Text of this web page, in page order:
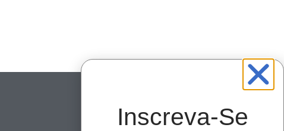
Inscreva-Se